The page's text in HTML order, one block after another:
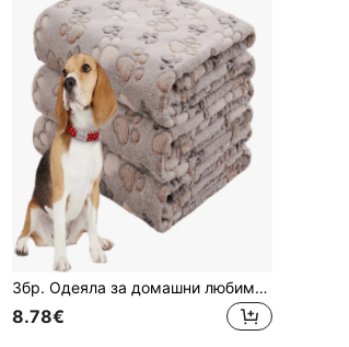
3бр. Одеяла за домашни любимци, подходящи за малки-средно-големи домашни любимци, за употреба през всички сезони, меки и пухкави за диван, легло
8.78€